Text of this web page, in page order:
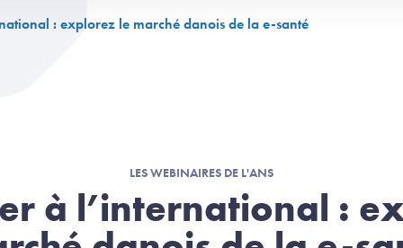
: explorez le marché danois de la e-santé
LES WEBINAIRES DE L'ANS
à l’international :